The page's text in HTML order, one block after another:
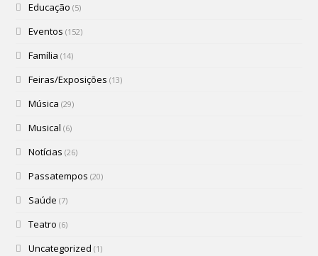
Educação (5)
Eventos (152)
Família (14)
Feiras/Exposições (13)
Música (29)
Musical (6)
Notícias (26)
Passatempos (20)
Saúde (7)
Teatro (6)
Uncategorized (1)